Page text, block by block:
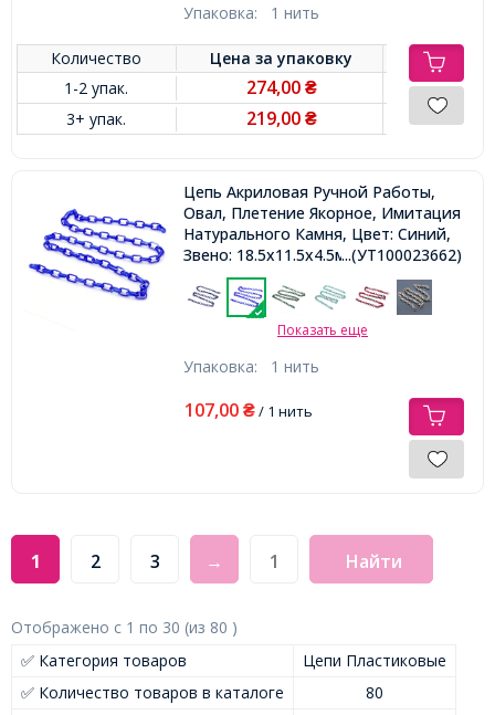
Упаковка: 1 нить
Количество Цена заупаковку
1-2 упак.
274,00 ₴
3+ упак. 219,00 ₴
Цепь Акриловая Ручной Работы,
Овал, Плетение Якорное, Имитация
Натурального Камня, Цвет: Синий,
Звено: 18.5x11.5x4.5мм, 1м/нить,
...(УТ100023662)
Показать еще
Упаковка: 1 нить
107,00 ₴/ 1 нить
1 2 3 → Найти
Отображено с 1 по 30 (из 80 )
✅ Категория товаров
Цепи Пластиковые
✅ Количество товаров в каталоге
80